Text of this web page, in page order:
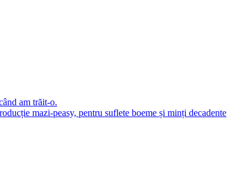
am trăit-o.
mazi-peasy, pentru suflete boeme și minți decadente